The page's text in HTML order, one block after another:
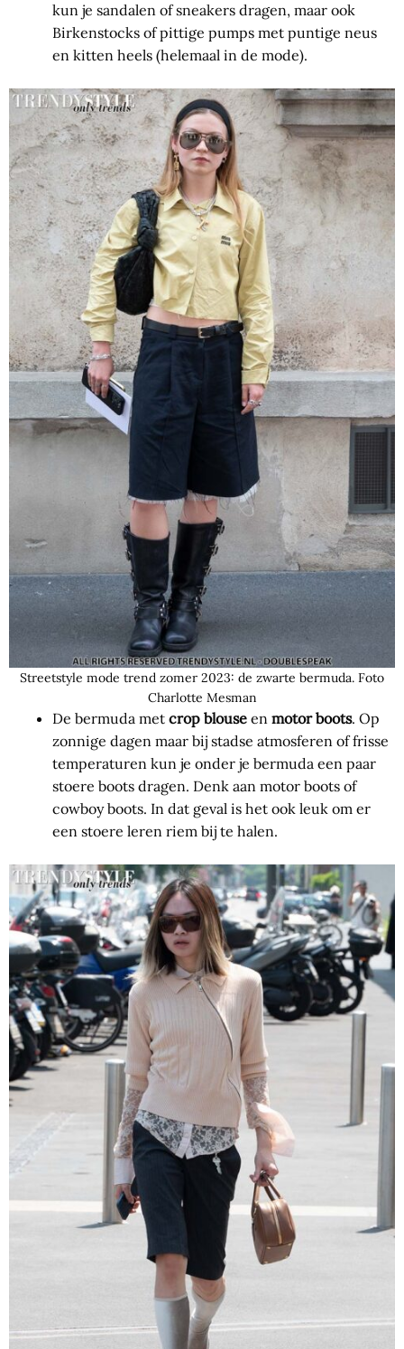
kun je sandalen of sneakers dragen, maar ook
Birkenstocks of pittige pumps met puntige neus
en kitten heels (helemaal in de mode).
Streetstyle mode trend zomer 2023: de zwarte bermuda. Foto
Charlotte Mesman
De bermuda met crop blouse en motor boots. Op
zonnige dagen maar bij stadse atmosferen of frisse
temperaturen kun je onder je bermuda een paar
stoere boots dragen. Denk aan motor boots of
cowboy boots. In dat geval is het ook leuk om er
een stoere leren riem bij te halen.